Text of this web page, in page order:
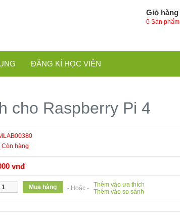
Giỏ hàng
0 Sản phẩm
ĐĂNG KÍ HỌC VIÊN
cho Raspberry Pi 4
Còn hàng
vnđ
- Hoặc - Thêm vào ưa thích
Thêm vào so sánh